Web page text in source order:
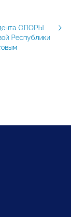
ОПОРЫ
Республики